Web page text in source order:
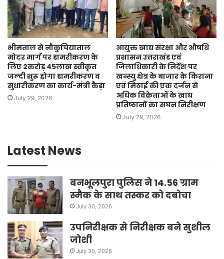
भीमताल से नौकुचियाताल
मोटर मार्ग पर डामरीकरण के
लिए 2करोड़ 45लाख स्वीकृत
जल्दी शुरू होगा डामरीकरण व
सुधारीकरण का कार्य-मंत्री कैड़ा
July 29, 2026
आयुक्त खाद्य संरक्षा और औषधि
प्रशासन उत्तराखंड एवं
जिलाधिकारी के निर्देश पर
खन्स्यु क्षेत्र के बाजार के किराना
एवं मिठाई की एक दर्जन से
अधिक विक्रेताओं के खाद्य
प्रतिष्ठानों का सघन निरीक्षण
July 29, 2026
Latest News
बनभूलपुरा पुलिस ने 14.56 ग्राम
स्मैक के साथ तस्कर को दबोचा
July 30, 2026
उपनिरीक्षक से निरीक्षक बने सुशील
जोशी
July 30, 2026